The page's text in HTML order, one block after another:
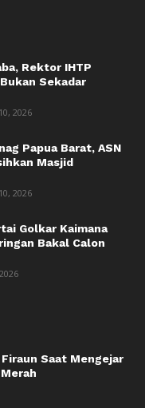
Rektor IHTP
Sekadar
2026
Papua Barat, ASN
Masjid
2026
Golkar Kaimana
Bakal Calon
Saat Mengejar